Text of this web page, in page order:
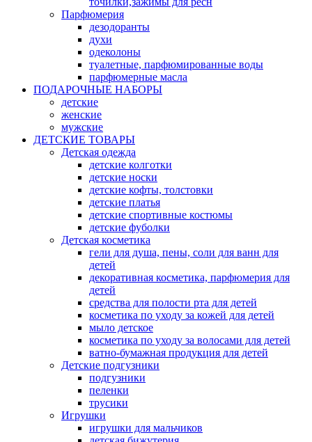
Парфюмерия
дезодоранты
духи
одеколоны
туалетные, парфюмированные воды
парфюмерные масла
ПОДАРОЧНЫЕ НАБОРЫ
детские
женские
мужские
ДЕТСКИЕ ТОВАРЫ
Детская одежда
детские колготки
детские носки
детские кофты, толстовки
детские платья
детские спортивные костюмы
детские фуболки
Детская косметика
гели для душа, пены, соли для ванн для
детей
декоративная косметика, парфюмерия для
детей
средства для полости рта для детей
косметика по уходу за кожей для детей
мыло детское
косметика по уходу за волосами для детей
ватно-бумажная продукция для детей
Детские подгузники
подгузники
пеленки
трусики
Игрушки
игрушки для мальчиков